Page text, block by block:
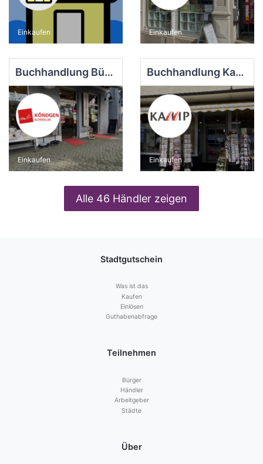
Einkaufen Einkaufen
Buchhandlung Bücher Köndgen
Einkaufen
Buchhandlung Kamp Inh. Jeannette Schida
Einkaufen
Alle 46 Händler zeigen
Stadtgutschein
Was ist das
Kaufen
Einlösen
Guthabenabfrage
Teilnehmen
Bürger
Händler
Arbeitgeber
Städte
Über